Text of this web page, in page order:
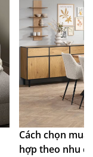
Cách chọn
hợp theo nhu